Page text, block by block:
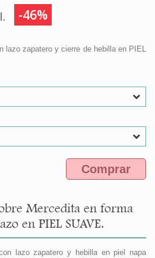
-46%
lazo zapatero y cierre de hebilla en PIEL
Comprar
Mercedita en forma
en PIEL SUAVE.
lazo zapatero y hebilla en piel napa